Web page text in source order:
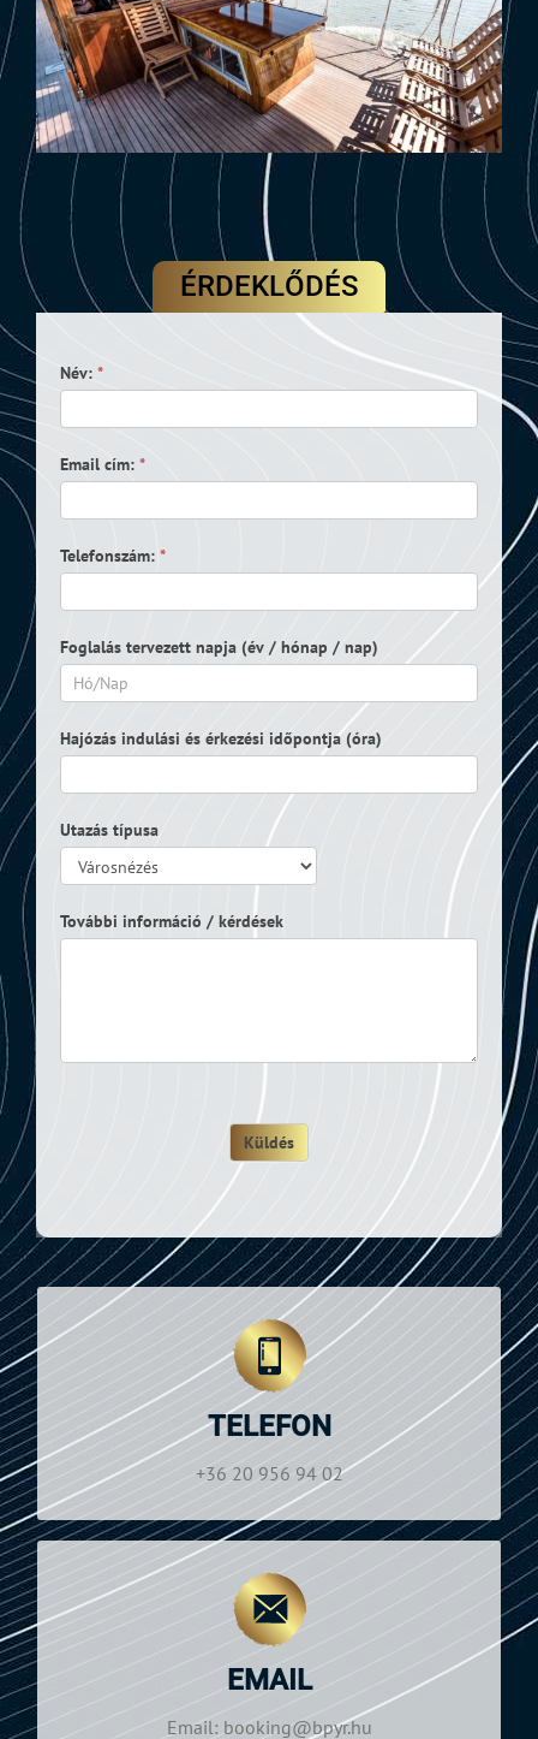
ÉRDEKLŐDÉS
Hajó
űrlap
Név: *
Email cím: *
Telefonszám: *
Foglalás tervezett napja (év / hónap / nap)
Hajózás indulási és érkezési időpontja (óra)
Utazás típusa
További információ / kérdések
Küldés
TELEFON
+36 20 956 94 02
NYITVATARTÁS
Hétfő—Szombat: 09:00–19:00
Telefon:
+36 20 956 94 02
EMAIL
Email: booking@bpyr.hu
NYITVATARTÁS
Hétfő—Szombat: 09:00–19:00
booking@bpyr.hu